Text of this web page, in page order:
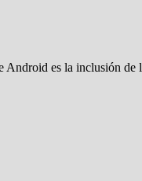
Android es la inclusión